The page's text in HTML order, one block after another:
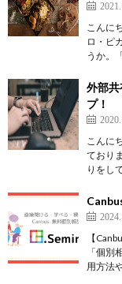
こんに
ロ・ピ
うか。
外部
プ！
こんに
ており
りをし
【
「個別
用方法